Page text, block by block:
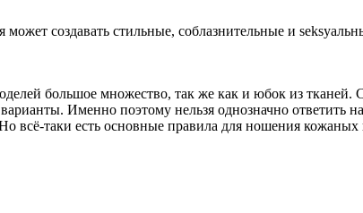
создавать стильные, соблазнительные и
большое множество, так же как и юбок из
Именно поэтому нельзя однозначно ответить
Но всё-таки есть основные правила для ношения